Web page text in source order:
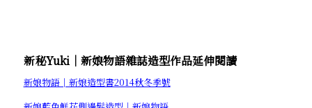
新秘Yuki│新娘物語雜誌造型作品延伸閱讀
新娘物語│新娘造型書2014秋冬季號